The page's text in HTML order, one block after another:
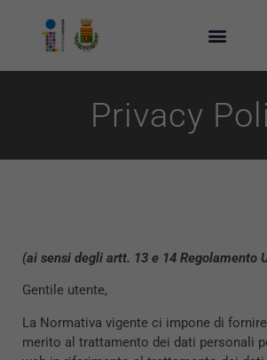
Privacy
(ai sensi degli artt. 13 e 14 Regolamento
Gentile utente,
La Normativa vigente ci impone di
merito al trattamento dei dati personali